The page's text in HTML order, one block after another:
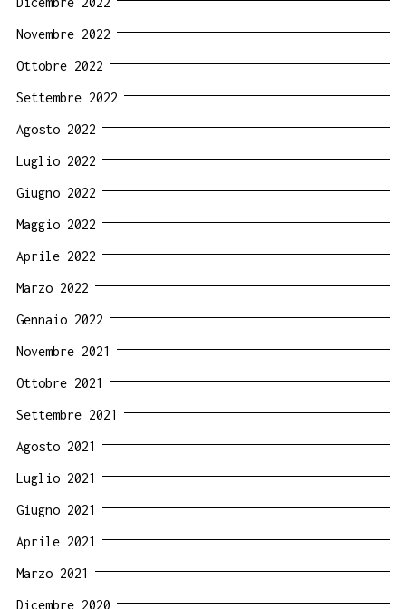
Novembre 2022
Ottobre 2022
Settembre 2022
Agosto 2022
Luglio 2022
Giugno 2022
Maggio 2022
Aprile 2022
Marzo 2022
Gennaio 2022
Novembre 2021
Ottobre 2021
Settembre 2021
Agosto 2021
Luglio 2021
Giugno 2021
Aprile 2021
Marzo 2021
Dicembre 2020